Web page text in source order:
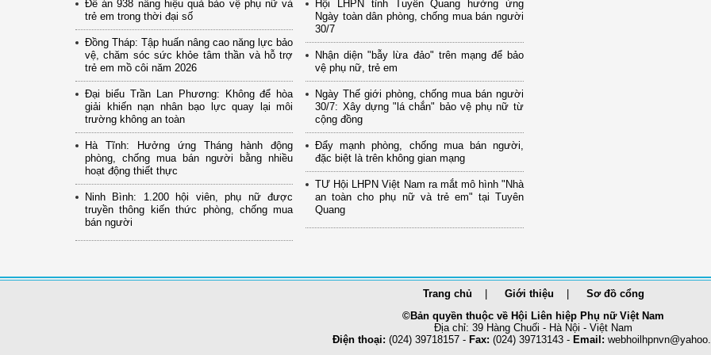
Đề án 938 nâng hiệu quả bảo vệ phụ nữ và
trẻ em trong thời đại số
Đồng Tháp: Tập huấn nâng cao năng lực bảo
vệ, chăm sóc sức khỏe tâm thần và hỗ trợ
trẻ em mồ côi năm 2026
Đại biểu Trần Lan Phương: Không để hòa
giải khiến nạn nhân bạo lực quay lại môi
trường không an toàn
Hà Tĩnh: Hưởng ứng Tháng hành động
phòng, chống mua bán người bằng nhiều
hoạt động thiết thực
Ninh Bình: 1.200 hội viên, phụ nữ được
truyền thông kiến thức phòng, chống mua
bán người
Hội LHPN tỉnh Tuyên Quang hưởng ứng
Ngày toàn dân phòng, chống mua bán người
30/7
Nhận diện "bẫy lừa đảo" trên mạng để bảo
vệ phụ nữ, trẻ em
Ngày Thế giới phòng, chống mua bán người
30/7: Xây dựng "lá chắn" bảo vệ phụ nữ từ
cộng đồng
Đẩy mạnh phòng, chống mua bán người,
đặc biệt là trên không gian mạng
TƯ Hội LHPN Việt Nam ra mắt mô hình "Nhà
an toàn cho phụ nữ và trẻ em" tại Tuyên
Quang
Trang chủ Giới thiệu
Sơ đồ cổng
©Bản quyền thuộc về Hội Liên hiệp Phụ nữ Việt Nam
Địa chỉ: 39 Hàng Chuối - Hà Nội - Việt Nam
Điện thoại: (024) 39718157 - Fax: (024) 39713143 - Email: